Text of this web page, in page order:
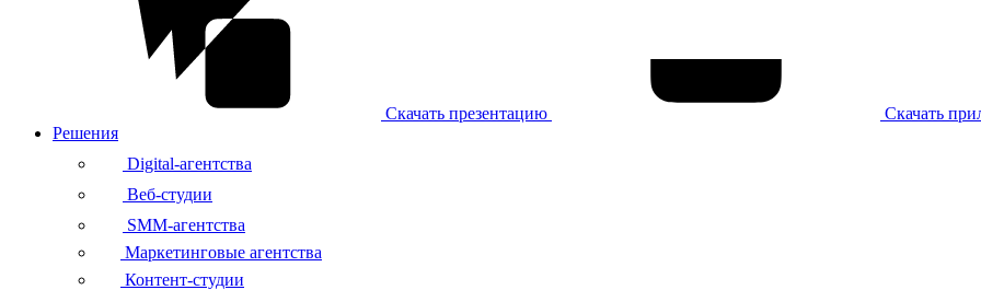
Скачать презентацию
Скачать
Решения
Digital-агентства
Веб-студии
SMM-агентства
Маркетинговые агентства
Контент-студии